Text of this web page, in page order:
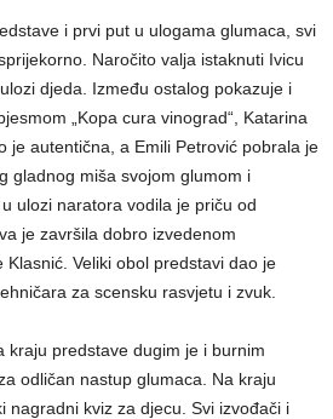
i prvi put u ulogama glumaca, svi
Naročito valja istaknuti Ivicu
djeda. Između ostalog pokazuje i
„Kopa cura vinograd“, Katarina
je autentična, a Emili Petrović pobrala je
gladnog miša svojom glumom i
ulozi naratora vodila je priču od
je završila dobro izvedenom
Klasnić. Veliki obol predstavi dao je
za scensku rasvjetu i zvuk.
kraju predstave dugim je i burnim
odličan nastup glumaca. Na kraju
nagradni kviz za djecu. Svi izvođači i